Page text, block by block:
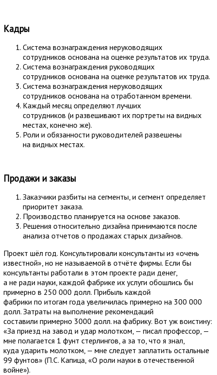
Кадры
Система вознаграждения неруководящих
сотрудников основана на оценке результатов их труда.
Система вознаграждения руководящих
сотрудников основана на оценке результатов их труда.
Система вознаграждения неруководящих
сотрудников основана на отработанном времени.
Каждый месяц определяют лучших
сотрудников (и развешивают их портреты на видных
местах, конечно же).
Роли и обязанности руководителей развешены
на видных местах.
Продажи и заказы
Заказчики разбиты на сегменты, и сегмент определяет
приоритет заказа.
Производство планируется на основе заказов.
Решения относительно дизайна принимаются после
анализа отчетов о продажах старых дизайнов.
Проект шёл год. Консультировали консультанты из «очень
известной», но не называемой в отчёте фирмы. Если бы
консультанты работали в этом проекте ради денег,
а не ради науки, каждой фабрике их услуги обошлись бы
примерно в 250 000 долл. Прибыль каждой
фабрики по итогам года увеличилась примерно на 300 000
долл. Затраты на выполнение рекомендаций
составили примерно 3000 долл. на фабрику. Вот уж воистину:
«За приезд на завод и удар молотком, — писал профессор, —
мне полагается 1 фунт стерлингов, а за то, что я знал,
куда ударить молотком, — мне следует заплатить остальные
99 фунтов» (П.С. Капица, «О роли науки в отечественной
войне»).